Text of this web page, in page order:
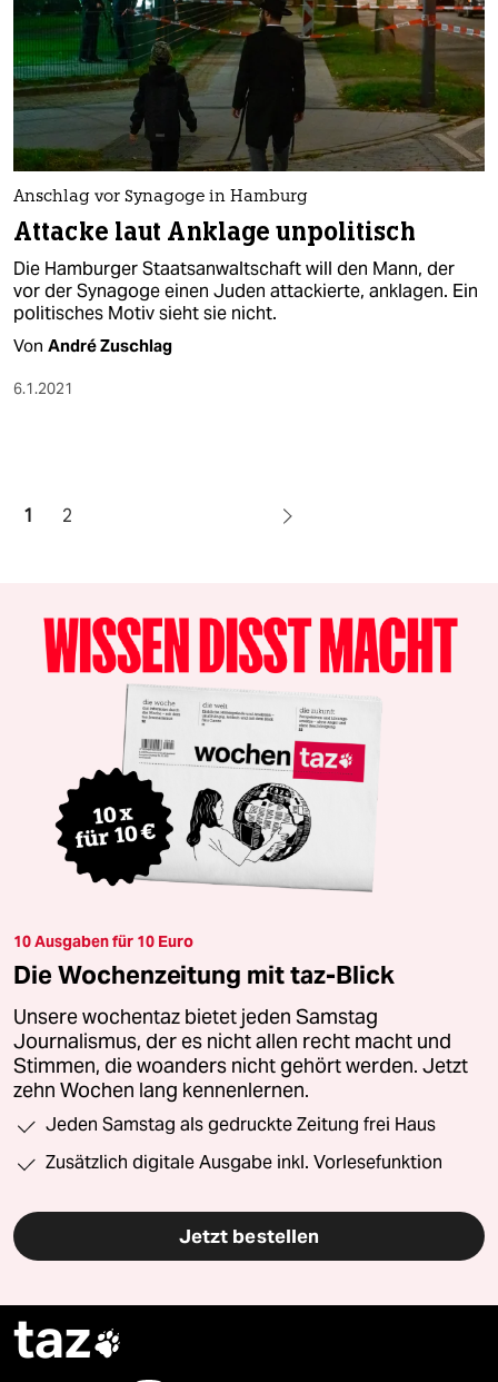
Anschlag vor Synagoge in Hamburg
Attacke laut Anklage unpolitisch
Die Hamburger Staatsanwaltschaft will den Mann, der
vor der Synagoge einen Juden attackierte, anklagen. Ein
politisches Motiv sieht sie nicht.
Von André Zuschlag
6.1.2021
1 2
10 Ausgaben für 10 Euro
Die Wochenzeitung mit taz-Blick
Unsere wochentaz bietet jeden Samstag
Journalismus, der es nicht allen recht macht und
Stimmen, die woanders nicht gehört werden. Jetzt
zehn Wochen lang kennenlernen.
Jeden Samstag als gedruckte Zeitung frei Haus
Zusätzlich digitale Ausgabe inkl. Vorlesefunktion
Jetzt bestellen
taz